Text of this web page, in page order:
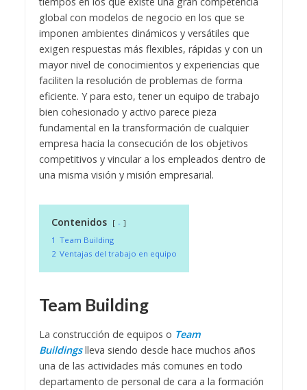
global con modelos de negocio en los que se
imponen ambientes dinámicos y versátiles que
exigen respuestas más flexibles, rápidas y con un
mayor nivel de conocimientos y experiencias que
faciliten la resolución de problemas de forma
eficiente. Y para esto, tener un equipo de trabajo
bien cohesionado y activo parece pieza
fundamental en la transformación de cualquier
empresa hacia la consecución de los objetivos
competitivos y vincular a los empleados dentro de
una misma visión y misión empresarial.
Contenidos
-
1 Team Building
2 Ventajas del trabajo en equipo
Team Building
La construcción de equipos o Team
Buildings lleva siendo desde hace muchos años
una de las actividades más comunes en todo
departamento de personal de cara a la formación